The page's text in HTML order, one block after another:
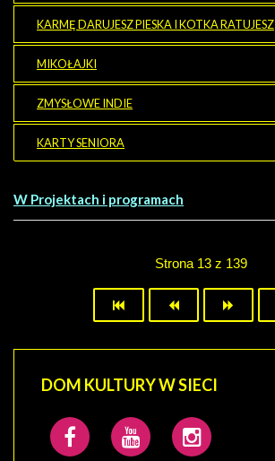
KARMĘ DARUJESZ PIESKA I KOTKA RATUJESZ
MIKOŁAJKI
ZMYSŁOWE INDIE
KARTY SENIORA
W Projektach i programach
Strona 13 z 139
DOM KULTURY W SIECI